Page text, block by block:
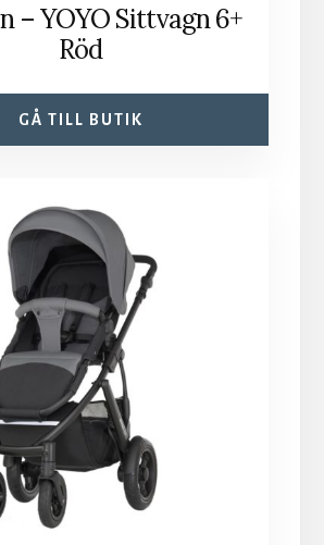
– YOYO Sittvagn 6+
Röd
GÅ TILL BUTIK